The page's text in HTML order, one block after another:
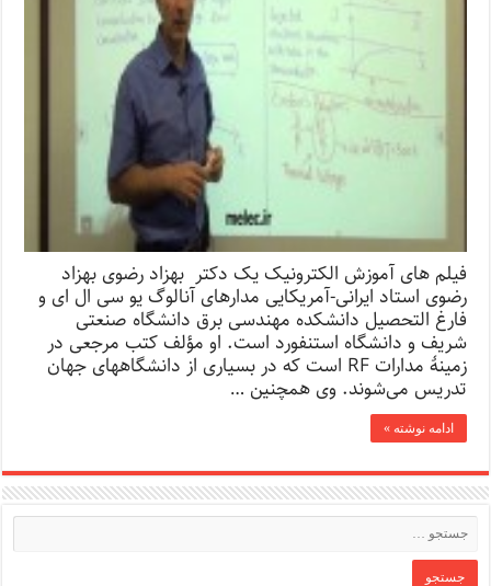
فیلم های آموزش الکترونیک یک دکتر بهزاد رضوی بهزاد
رضوی استاد ایرانی-آمریکایی مدارهای آنالوگ یو سی ال ای و
فارغ التحصیل دانشکده مهندسی برق دانشگاه صنعتی
شریف و دانشگاه استنفورد است. او مؤلف کتب مرجعی در
زمینهٔ مدارات RF است که در بسیاری از دانشگاههای جهان
تدریس می‌شوند. وی همچنین …
ادامه نوشته »